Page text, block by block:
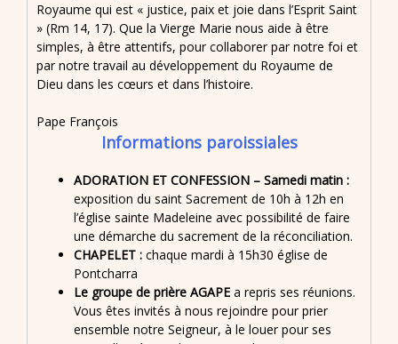
Royaume qui est « justice, paix et joie dans l’Esprit Saint
» (Rm 14, 17). Que la Vierge Marie nous aide à être
simples, à être attentifs, pour collaborer par notre foi et
par notre travail au développement du Royaume de
Dieu dans les cœurs et dans l’histoire.
Pape François
Informations paroissiales
ADORATION ET CONFESSION – Samedi matin :
exposition du saint Sacrement de 10h à 12h en
l’église sainte Madeleine avec possibilité de faire
une démarche du sacrement de la réconciliation.
CHAPELET : chaque mardi à 15h30 église de
Pontcharra
Le groupe de prière AGAPE a repris ses réunions.
Vous êtes invités à nous rejoindre pour prier
ensemble notre Seigneur, à le louer pour ses